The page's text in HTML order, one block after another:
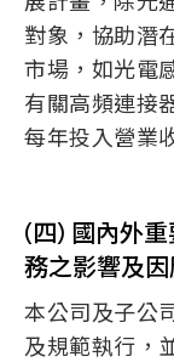
對象，協助潛
市場，如光電
有關高頻連接
每年投入營業
(四) 國內外
務之影響及因
本公司及子公
及規範執行，